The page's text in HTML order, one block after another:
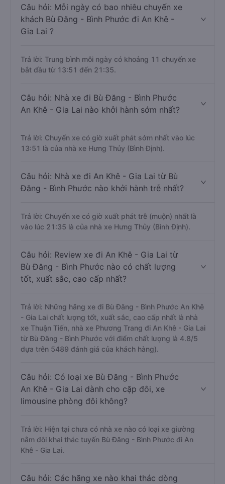
Câu hỏi: Mỗi ngày có bao nhiêu chuyến xe
khách Bù Đăng - Bình Phước đi An Khê -
Gia Lai ?
Trả lời: Trung bình mỗi ngày có khoảng 11 chuyến xe
bắt đầu từ 13:51 đến 21:35.
Câu hỏi: Nhà xe đi Bù Đăng - Bình Phước
An Khê - Gia Lai nào khởi hành sớm nhất?
Trả lời: Chuyến xe có giờ xuất phát sớm nhất vào lúc
13:51 là của nhà xe Hưng Thủy (Bình Định).
Câu hỏi: Nhà xe đi An Khê - Gia Lai từ Bù
Đăng - Bình Phước nào khởi hành trễ nhất?
Trả lời: Chuyến xe có giờ xuất phát trễ (muộn) nhất là
vào lúc 21:35 là của nhà xe Hưng Thủy (Bình Định).
Câu hỏi: Review xe đi An Khê - Gia Lai từ
Bù Đăng - Bình Phước nào có chất lượng
tốt, xuất sắc, cao cấp nhất?
Trả lời: Những hãng xe đi Bù Đăng - Bình Phước An Khê
- Gia Lai chất lượng tốt, xuất sắc, cao cấp nhất là nhà
xe Thuận Tiến, nhà xe Phương Trang đi An Khê - Gia Lai
từ Bù Đăng - Bình Phước với điểm chất lượng là 4.8/5
dựa trên 5489 đánh giá của khách hàng).
Câu hỏi: Có loại xe Bù Đăng - Bình Phước
An Khê - Gia Lai dành cho cặp đôi, xe
limousine phòng đôi không?
Trả lời: Hiện tại chưa có nhà xe nào có loại xe giường
nằm đôi khai thác tuyến Bù Đăng - Bình Phước đi An
Khê - Gia Lai.
Câu hỏi: Các hãng xe nào khai thác dòng